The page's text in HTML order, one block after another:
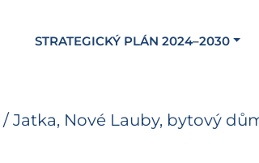
STRATEGICKÝ PLÁN 2024–2030
/ Jatka, Nové Lauby, bytový